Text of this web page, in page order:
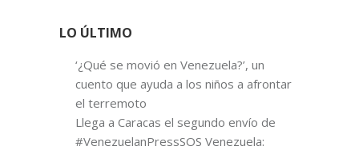
LO ÚLTIMO
‘¿Qué se movió en Venezuela?’, un
cuento que ayuda a los niños a afrontar
el terremoto
Llega a Caracas el segundo envío de
#VenezuelanPressSOS Venezuela: